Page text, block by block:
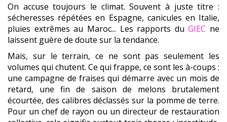
On accuse toujours le climat. Souvent à juste titre :
sécheresses répétées en Espagne, canicules en Italie,
pluies extrêmes au Maroc... Les rapports duGIEC ne
laissent guère de doute sur la tendance.
Mais, sur le terrain, ce ne sont pas seulement les
volumes qui chutent. Ce qui frappe, ce sont les à-coups :
une campagne de fraises qui démarre avec un mois de
retard, une fin de saison de melons brutalement
écourtée, des calibres déclassés sur la pomme de terre.
Pour un chef de rayon ou un directeur de restauration